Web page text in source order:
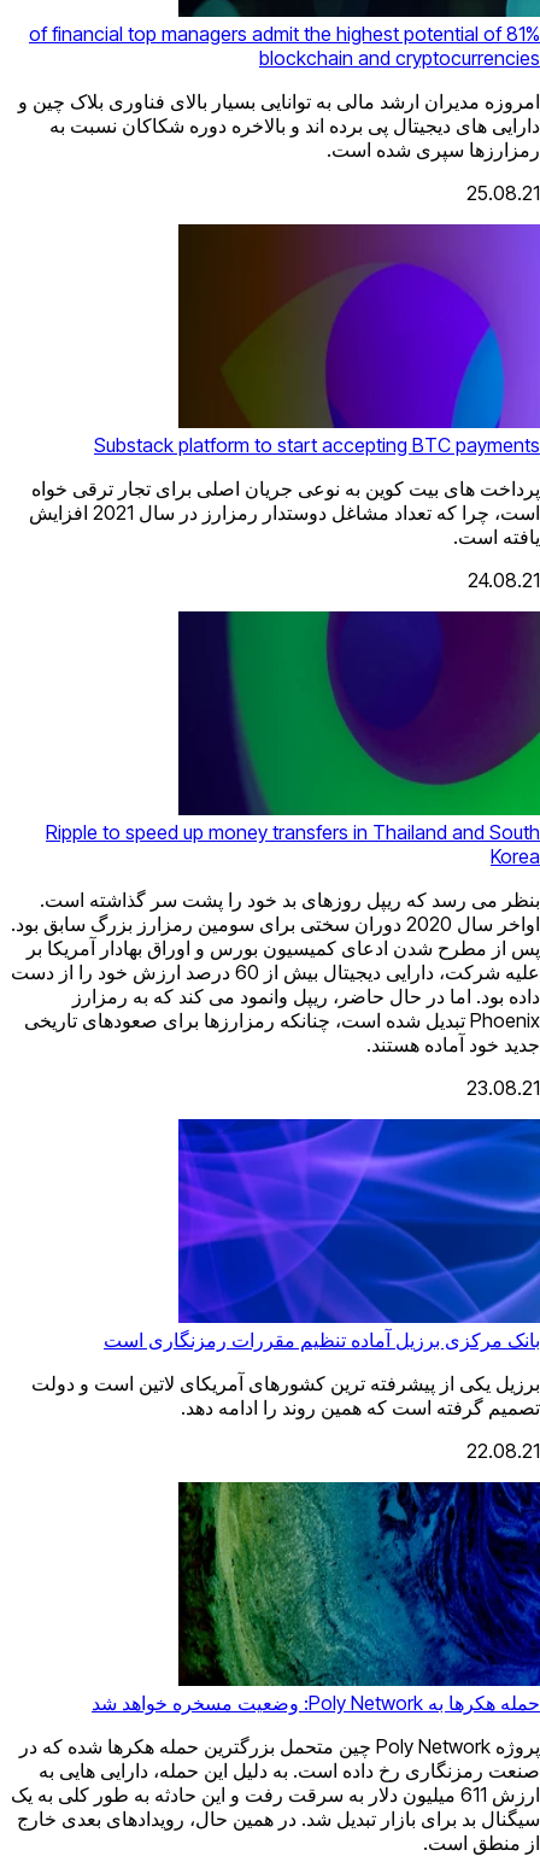
81% of financial top managers admit the highest potential of
blockchain and cryptocurrencies
امروزه مدیران ارشد مالی به توانایی بسیار بالای فناوری بلاک چین و
دارایی های دیجیتال پی برده اند و بالاخره دوره شکاکان نسبت به
رمزارزها سپری شده است.
25.08.21
Substack platform to start accepting BTC payments
پرداخت های بیت کوین به نوعی جریان اصلی برای تجار ترقی خواه
است، چرا که تعداد مشاغل دوستدار رمزارز در سال 2021 افزایش
یافته است.
24.08.21
Ripple to speed up money transfers in Thailand and South
Korea
بنظر می رسد که ریپل روزهای بد خود را پشت سر گذاشته است.
اواخر سال 2020 دوران سختی برای سومین رمزارز بزرگ سابق بود.
پس از مطرح شدن ادعای کمیسیون بورس و اوراق بهادار آمریکا بر
علیه شرکت، دارایی دیجیتال بیش از 60 درصد ارزش خود را از دست
داده بود. اما در حال حاضر، ریپل وانمود می کند که به رمزارز
Phoenix تبدیل شده است، چنانکه رمزارزها برای صعودهای تاریخی
جدید خود آماده هستند.
23.08.21
بانک مرکزی برزیل آماده تنظیم مقررات رمزنگاری است
برزیل یکی از پیشرفته ترین کشورهای آمریکای لاتین است و دولت
تصمیم گرفته است که همین روند را ادامه دهد.
22.08.21
حمله هکرها به Poly Network: وضعیت مسخره خواهد شد
پروژه Poly Network چین متحمل بزرگترین حمله هکرها شده که در
صنعت رمزنگاری رخ داده است. به دلیل این حمله، دارایی هایی به
ارزش 611 میلیون دلار به سرقت رفت و این حادثه به طور کلی به یک
سیگنال بد برای بازار تبدیل شد. در همین حال، رویدادهای بعدی خارج
از منطق است.